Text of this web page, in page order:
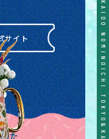
サイト
サイト
た